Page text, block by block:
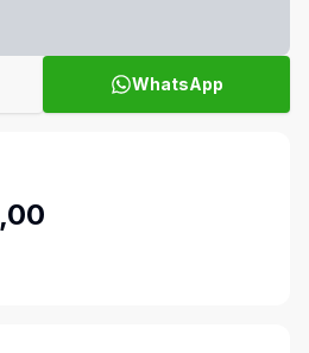
WhatsApp